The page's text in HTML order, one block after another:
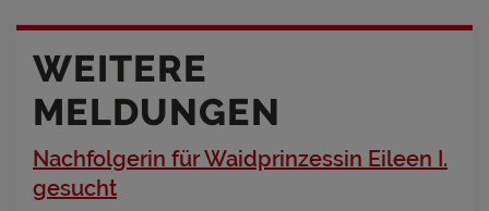
WEITERE
MELDUNGEN
Nachfolgerin für Waidprinzessin Eileen I.
gesucht